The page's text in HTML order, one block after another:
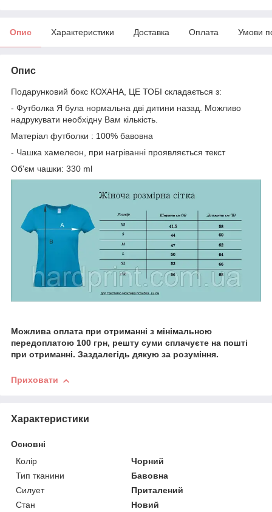
Опис Характеристики Доставка Оплата Умови
Опис
Подарунковий бокс КОХАНА, ЦЕ ТОБІ складається з:
- Футболка Я була нормальна дві дитини назад. Можливо
надрукувати необхідну Вам кількість.
Матеріал футболки : 100% бавовна
- Чашка хамелеон, при нагріванні проявляється текст
Об'єм чашки: 330 ml
Можлива оплата при отриманні з мінімальною
передоплатою 100 грн, решту суми сплачуєте на пошті
при отриманні. Заздалегідь дякую за розуміння.
Приховати
Характеристики
Основні
Колір
Чорний
Тип тканини
Бавовна
Силует
Приталений
Стан
Новий